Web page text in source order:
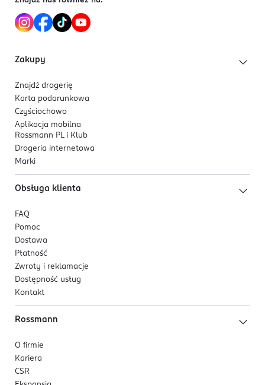
Zakupy
Znajdź drogerię
Karta podarunkowa
Czyściochowo
Aplikacja mobilna
Rossmann PL i Klub
Drogeria internetowa
Marki
Obsługa klienta
FAQ
Pomoc
Dostawa
Płatność
Zwroty i reklamacje
Dostępność usług
Kontakt
Rossmann
O firmie
Kariera
CSR